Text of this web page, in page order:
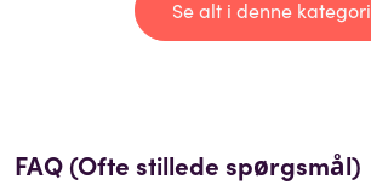
Se alt i denne kategori
FAQ (Ofte stillede spørgsmål)